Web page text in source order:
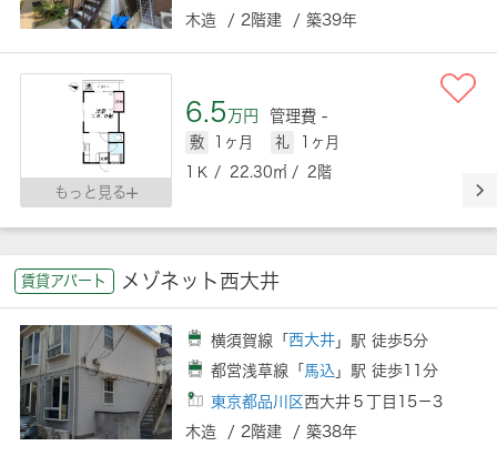
木造 / 2階建 / 築39年
もっと見る
6.5万円 管理費 -
敷 1ヶ月 礼
1ヶ月
1Ｋ / 22.30㎡ / 2階
賃貸アパート メゾネット西大井
横須賀線「 西大井 」駅 徒歩5分
都営浅草線「 馬込 」駅 徒歩11分
東京都品川区 西大井５丁目15－3
木造 / 2階建 / 築38年